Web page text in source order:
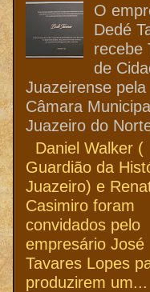
O
Dedé
recebe
de
Juazeirense pela
Câmara
Juazeiro do
Daniel Walker (
Guardião da
Juazeiro) e
Casimiro foram
convidados pelo
empresário José
Tavares Lopes
produzirem um...